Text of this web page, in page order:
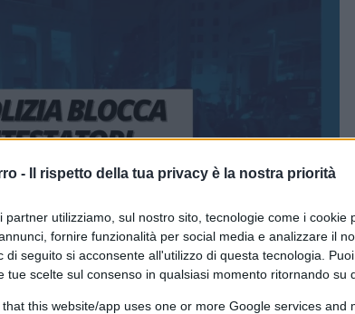
- Il rispetto della tua privacy è la nostra priorità
partner utilizziamo, sul nostro sito, tecnologie come i cookie
fornire funzionalità per social media e analizzare il
di seguito si acconsente all'utilizzo di questa tecnologia.
tue scelte sul consenso in qualsiasi momento ritornando su
that this website/app uses one or more Google services and